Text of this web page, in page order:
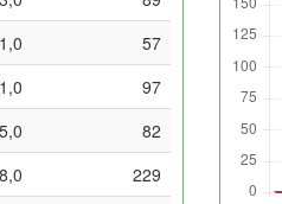
1,0
57
1,0
97
5,0
82
8,0
229